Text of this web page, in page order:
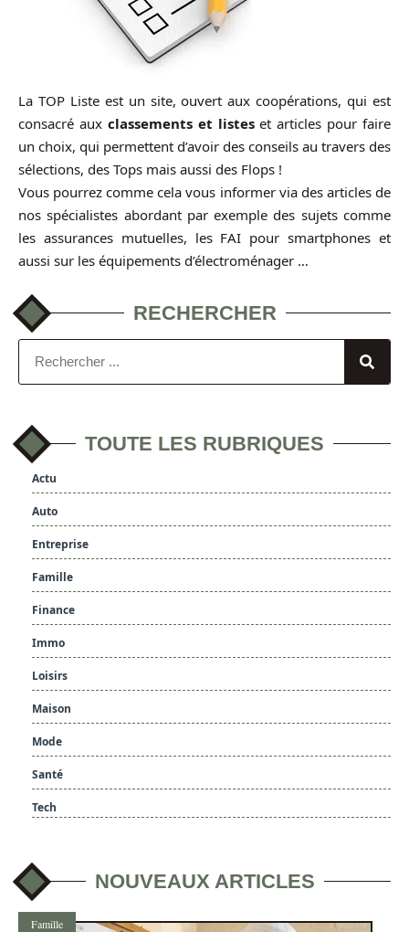
La TOP Liste est un site, ouvert aux coopérations, qui est
consacré aux classements et listeset articles pour faire
un choix, qui permettent d’avoir des conseils au travers des
sélections, des Tops mais aussi des Flops !
Vous pourrez comme cela vous informer via des articles de
nos spécialistes abordant par exemple des sujets comme
les assurances mutuelles, les FAI pour smartphones et
aussi sur les équipements d’électroménager …
RECHERCHER
TOUTE LES RUBRIQUES
Actu
Auto
Entreprise
Famille
Finance
Immo
Loisirs
Maison
Mode
Santé
Tech
NOUVEAUX ARTICLES
Famille